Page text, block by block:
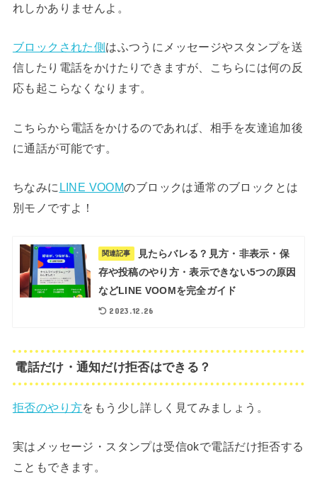
れしかありませんよ。
ブロックされた側 はふつうにメッセージやスタンプを送
信したり電話をかけたりできますが、こちらには何の反
応も起こらなくなります。
こちらから電話をかけるのであれば、相手を友達追加後
に通話が可能です。
ちなみに LINE VOOMのブロックは通常のブロックとは
別モノですよ！
関連記事
見たらバレる？見方・非表示・保
存や投稿のやり方・表示できない5つの原因
などLINE VOOMを完全ガイド
2023.12.26
電話だけ・通知だけ拒否はできる？
拒否のやり方をもう少し詳しく見てみましょう。
実はメッセージ・スタンプは受信okで電話だけ拒否する
こともできます。